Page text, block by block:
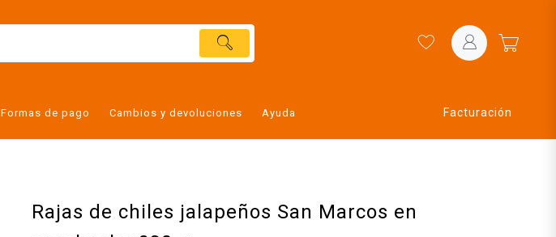
Formas de pago Cambios y devoluciones Ayuda Facturación
Rajas de chiles jalapeños San Marcos en